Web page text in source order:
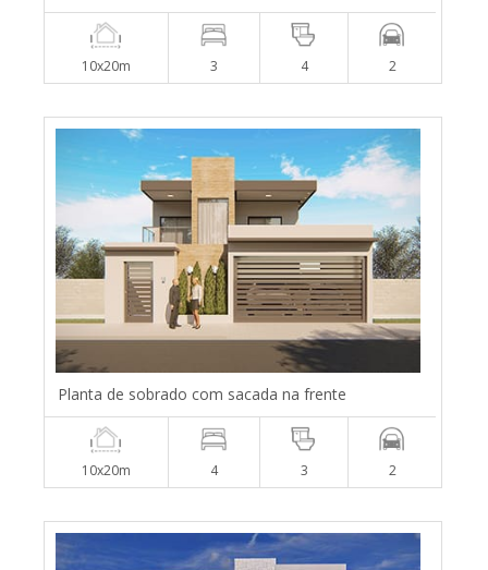
10x20m 3 4 2
Planta de sobrado com sacada na frente
10x20m 4 3 2